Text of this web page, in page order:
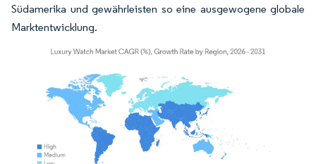
Südamerika und gewährleisten so eine ausgewogene globale
Marktentwicklung.